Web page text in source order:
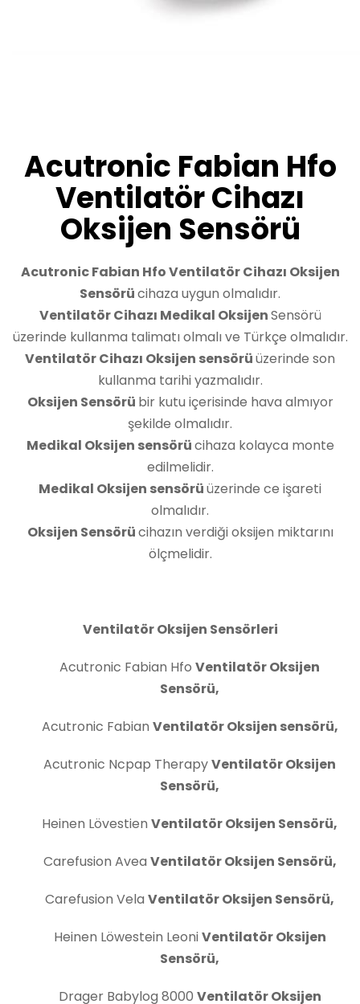
Acutronic Fabian Hfo
Ventilatör Cihazı
Oksijen Sensörü
Acutronic Fabian Hfo Ventilatör Cihazı Oksijen
Sensörücihaza uygun olmalıdır.
Ventilatör Cihazı Medikal OksijenSensörü
üzerinde kullanma talimatı olmalı ve Türkçe olmalıdır.
Ventilatör Cihazı Oksijen sensörüüzerinde son
kullanma tarihi yazmalıdır.
Oksijen Sensörü bir kutu içerisinde hava almıyor
şekilde olmalıdır.
Medikal Oksijen sensörücihaza kolayca monte
edilmelidir.
Medikal Oksijen sensörüüzerinde ce işareti
olmalıdır.
Oksijen Sensörücihazın verdiği oksijen miktarını
ölçmelidir.
Ventilatör Oksijen Sensörleri
Acutronic Fabian Hfo Ventilatör Oksijen
Sensörü,
Acutronic Fabian Ventilatör Oksijen sensörü,
Acutronic Ncpap TherapyVentilatör Oksijen
Sensörü,
Heinen Lövestien Ventilatör Oksijen Sensörü,
Carefusion Avea Ventilatör Oksijen Sensörü,
Carefusion Vela Ventilatör Oksijen Sensörü,
Heinen Löwestein LeoniVentilatör Oksijen
Sensörü,
Drager Babylog 8000 Ventilatör Oksijen